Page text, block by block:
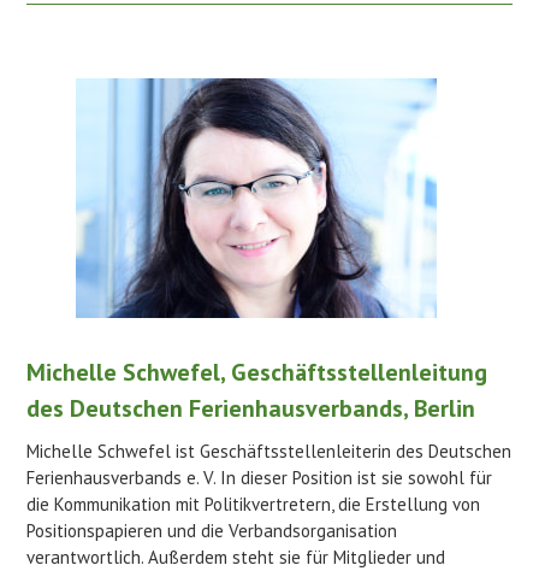
Michelle Schwefel, Geschäftsstellenleitung
des Deutschen Ferienhausverbands, Berlin
Michelle Schwefel ist Geschäftsstellenleiterin des Deutschen
Ferienhausverbands e. V. In dieser Position ist sie sowohl für
die Kommunikation mit Politikvertretern, die Erstellung von
Positionspapieren und die Verbandsorganisation
verantwortlich. Außerdem steht sie für Mitglieder und